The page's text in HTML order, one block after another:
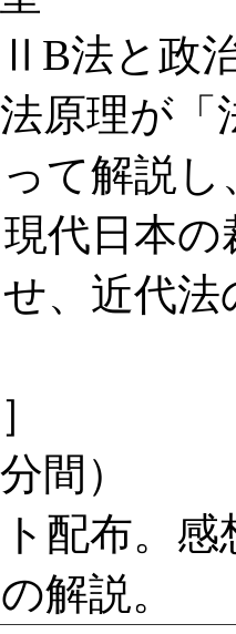
法と政
原理が
て解説
代日本
、近代
間）
配布。感
解説。